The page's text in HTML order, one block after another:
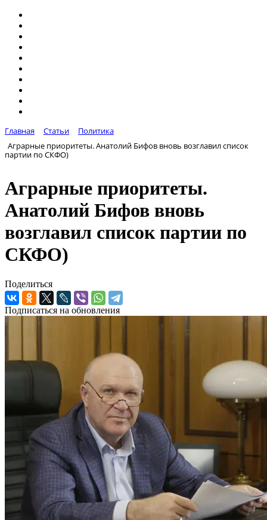
Главная Статьи
Политика
Аграрные приоритеты. Анатолий Бифов вновь возглавил список
партии по СКФО)
Аграрные приоритеты.
Анатолий Бифов вновь
возглавил список партии по
СКФО)
Поделиться
Подписаться на обновления